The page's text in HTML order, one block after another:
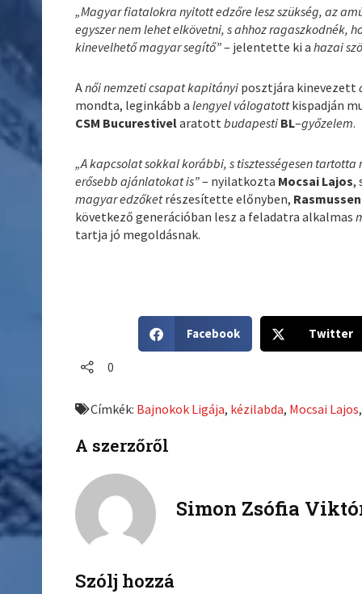
„Magyar fiatalokra nyitott edzőre lesz szükség, az
egyszer nem lehet elkövetni, s ahhoz ragaszkodnék,
kinevelhető magyar segítő”– jelentette ki ahazai
Anői nemzeti csapat kapitányi posztjára kinevezett
mondta, leginkább alengyel válogatottkispadján
CSM Bucurestivelaratottbudapesti BL–győzelem.
„A kapcsolat sokkal korábbi, s tisztességesen
erősebb ajánlatokat is”– nyilatkozta Mocsai Lajos,
magyar edzőketrészesítette előnyben, Rasmussen
következő generációban lesz a feladatra alkalmas
tartja jó megoldásnak.
h
o
f
b
Facebook
h
o
t
Twitter
0
Címkék: Bajnokok Ligája, kézilabda, Mocsai Lajos
A szerzőről
Simon Zsófia
Szólj hozzá